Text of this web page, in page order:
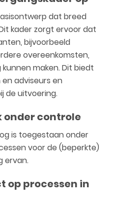
dat breed
kader zorgt ervoor dat
bijvoorbeeld
overeenkomsten,
maken. Dit biedt
adviseurs en
de uitvoering.
onder controle
is toegestaan onder
voor de (beperkte)
ervan.
op processen in